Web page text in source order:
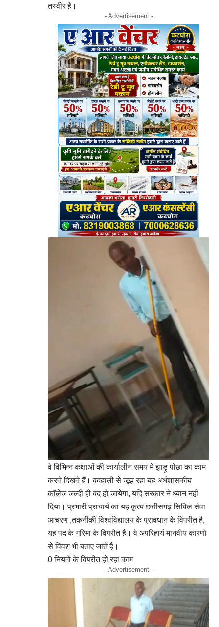
तस्वीर है।
- Advertisement -
वे विभिन्न कक्षाओं की कार्यालीन समय में झाड़ू पोछा का काम
करते दिखते हैं। बदहाली से जूझ रहा यह अर्धशासकीय
कॉलेज जल्दी ही बंद हो जायेगा, यदि सरकार ने ध्यान नहीं
दिया। प्रभारी प्राचार्य का यह कृत्य छत्तीसगढ़ सिविल सेवा
आचरण ,तकनीकी विश्वविद्यालय के प्रावधान के विपरीत है,
यह पद के गरिमा के विपरीत है। वे अपरिहार्य मानवीय कारणों
से विवश भी बताए जाते हैं।
0 नियमों के विपरीत हो रहा काम
- Advertisement -